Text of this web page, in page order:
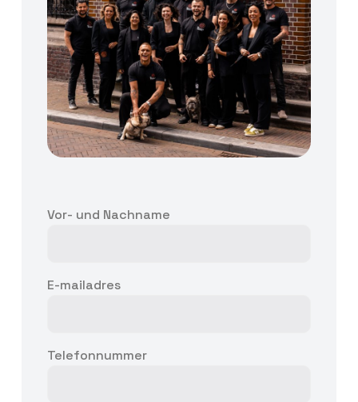
Vor- und Nachname
E-mailadres
Telefonnummer